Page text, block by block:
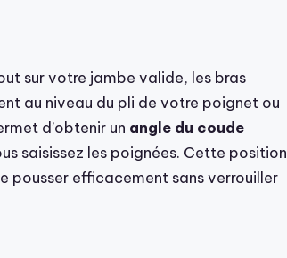
sur votre jambe valide, les bras
au niveau du pli de votre poignet ou
d’obtenir un angle du coude
saisissez les poignées. Cette position
pousser efficacement sans verrouiller